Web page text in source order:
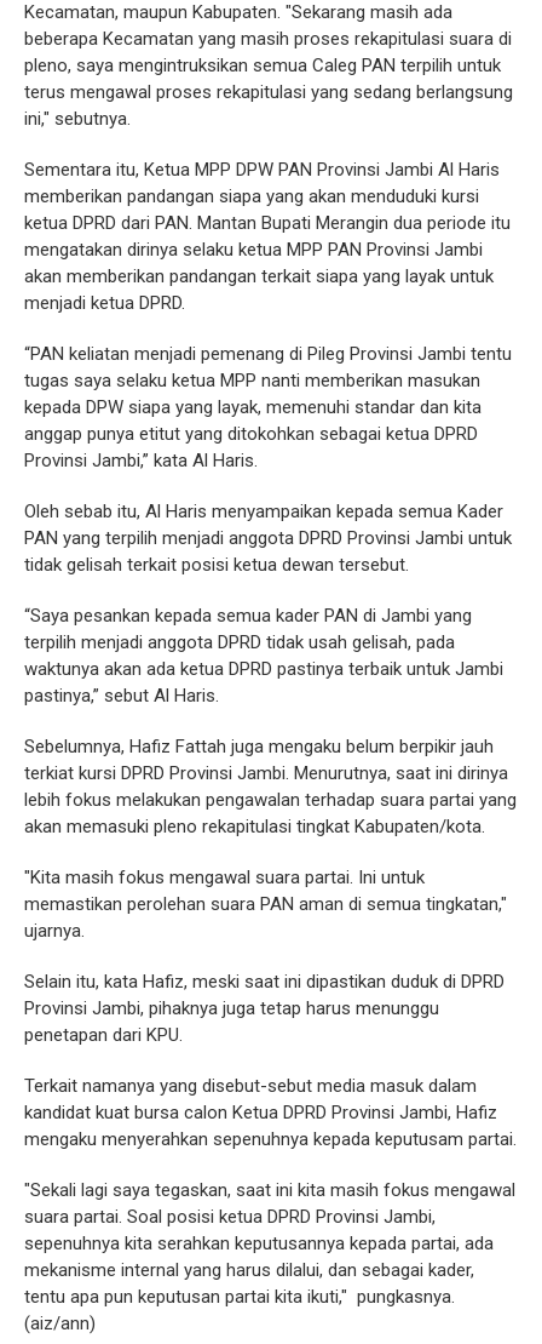
Kecamatan, maupun Kabupaten. "Sekarang masih ada
beberapa Kecamatan yang masih proses rekapitulasi suara di
pleno, saya mengintruksikan semua Caleg PAN terpilih untuk
terus mengawal proses rekapitulasi yang sedang berlangsung
ini," sebutnya.
Sementara itu, Ketua MPP DPW PAN Provinsi Jambi Al Haris
memberikan pandangan siapa yang akan menduduki kursi
ketua DPRD dari PAN. Mantan Bupati Merangin dua periode itu
mengatakan dirinya selaku ketua MPP PAN Provinsi Jambi
akan memberikan pandangan terkait siapa yang layak untuk
menjadi ketua DPRD.
“PAN keliatan menjadi pemenang di Pileg Provinsi Jambi tentu
tugas saya selaku ketua MPP nanti memberikan masukan
kepada DPW siapa yang layak, memenuhi standar dan kita
anggap punya etitut yang ditokohkan sebagai ketua DPRD
Provinsi Jambi,” kata Al Haris.
Oleh sebab itu, Al Haris menyampaikan kepada semua Kader
PAN yang terpilih menjadi anggota DPRD Provinsi Jambi untuk
tidak gelisah terkait posisi ketua dewan tersebut.
“Saya pesankan kepada semua kader PAN di Jambi yang
terpilih menjadi anggota DPRD tidak usah gelisah, pada
waktunya akan ada ketua DPRD pastinya terbaik untuk Jambi
pastinya,” sebut Al Haris.
Sebelumnya, Hafiz Fattah juga mengaku belum berpikir jauh
terkiat kursi DPRD Provinsi Jambi. Menurutnya, saat ini dirinya
lebih fokus melakukan pengawalan terhadap suara partai yang
akan memasuki pleno rekapitulasi tingkat Kabupaten/kota.
"Kita masih fokus mengawal suara partai. Ini untuk
memastikan perolehan suara PAN aman di semua tingkatan,"
ujarnya.
Selain itu, kata Hafiz, meski saat ini dipastikan duduk di DPRD
Provinsi Jambi, pihaknya juga tetap harus menunggu
penetapan dari KPU.
Terkait namanya yang disebut-sebut media masuk dalam
kandidat kuat bursa calon Ketua DPRD Provinsi Jambi, Hafiz
mengaku menyerahkan sepenuhnya kepada keputusam partai.
"Sekali lagi saya tegaskan, saat ini kita masih fokus mengawal
suara partai. Soal posisi ketua DPRD Provinsi Jambi,
sepenuhnya kita serahkan keputusannya kepada partai, ada
mekanisme internal yang harus dilalui, dan sebagai kader,
tentu apa pun keputusan partai kita ikuti," pungkasnya.
(aiz/ann)